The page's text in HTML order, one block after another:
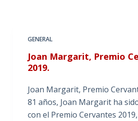
GENERAL
Joan Margarit, Premio
2019.
Joan Margarit, Premio
81 años, Joan Margarit ha
con el Premio Cervantes